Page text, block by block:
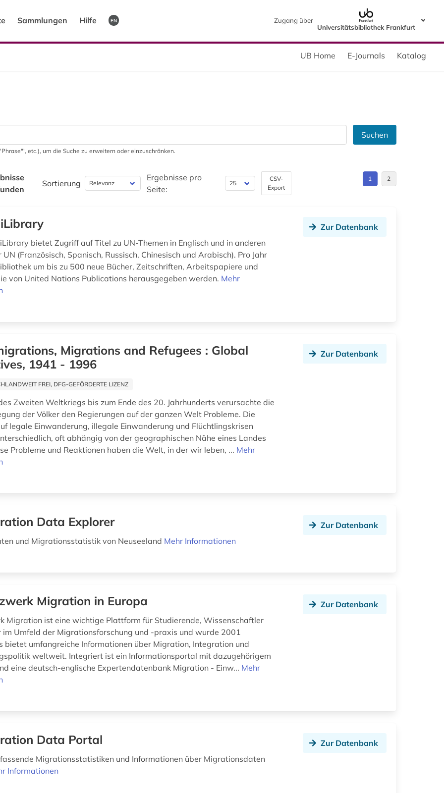
Sammlungen Hilfe EN
Zugang über
Universitätsbibliothek Frankfurt
UB Home E-Journals Katalog
Suchen
etc.), um die Suche zu erweitern oder einzuschränken.
Sortierung
Ergebnisse pro
Seite:
CSV-
Export
1 2
bietet Zugriff auf Titel zu UN-Themen in Englisch und in anderen
UN (Französisch, Spanisch, Russisch, Chinesisch und Arabisch). Pro Jahr
um bis zu 500 neue Bücher, Zeitschriften, Arbeitspapiere und
von United Nations Publications herausgegeben werden. Mehr
Zur Datenbank
Migrations and Refugees : Global
1941 - 1996
FREI, DFG-GEFÖRDERTE LIZENZ
Zweiten Weltkriegs bis zum Ende des 20. Jahrhunderts verursachte die
der Völker den Regierungen auf der ganzen Welt Probleme. Die
legale Einwanderung, illegale Einwanderung und Flüchtlingskrisen
oft abhängig von der geographischen Nähe eines Landes
Probleme und Reaktionen haben die Welt, in der wir leben, ... Mehr
Zur Datenbank
Data Explorer
und Migrationsstatistik von Neuseeland Mehr Informationen
Zur Datenbank
Migration in Europa
Migration ist eine wichtige Plattform für Studierende, Wissenschaftler
im Umfeld der Migrationsforschung und -praxis und wurde 2001
bietet umfangreiche Informationen über Migration, Integration und
weltweit. Integriert ist ein Informationsportal mit dazugehörigem
eine deutsch-englische Expertendatenbank Migration - Einw... Mehr
Zur Datenbank
Data Portal
Migrationsstatistiken und Informationen über Migrationsdaten
Informationen
Zur Datenbank